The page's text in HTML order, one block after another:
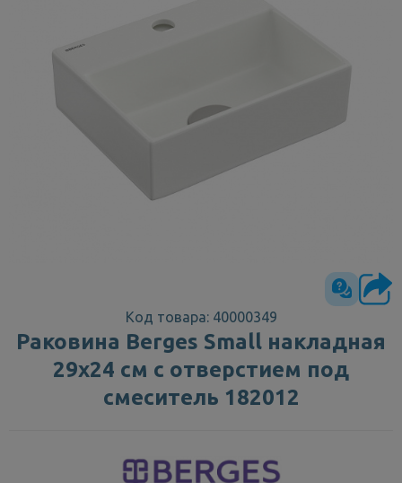
Код товара: 40000349
Раковина Berges Small накладная
29х24 см с отверстием под
смеситель 182012